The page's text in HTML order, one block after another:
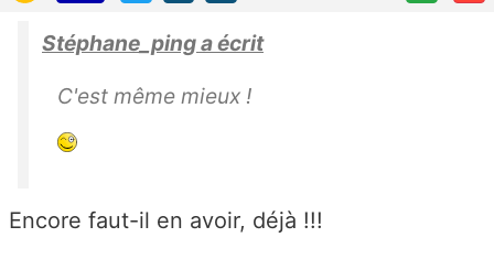
Stéphane_ping a écrit
C'est même mieux !
Encore faut-il en avoir, déjà !!!